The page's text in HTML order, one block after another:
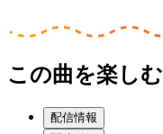
この曲を楽しむ
配信情報